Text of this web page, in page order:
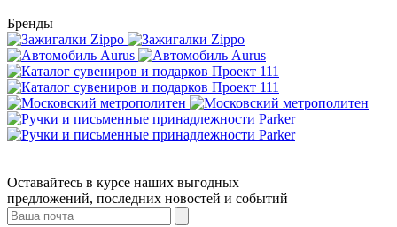
Бренды
Оставайтесь в курсе наших выгодных
предложений, последних новостей и событий